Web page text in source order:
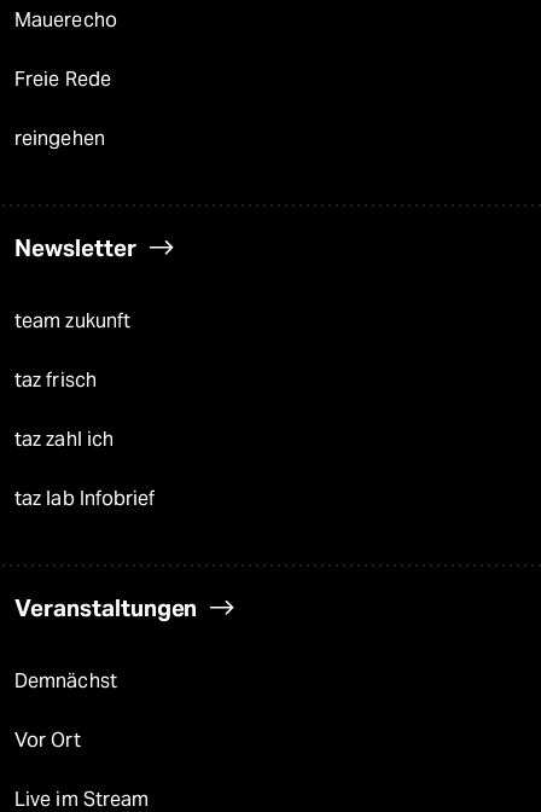
Mauerecho
Freie Rede
reingehen
Newsletter
team zukunft
taz frisch
taz zahl ich
taz lab Infobrief
Veranstaltungen
Demnächst
Vor Ort
Live im Stream